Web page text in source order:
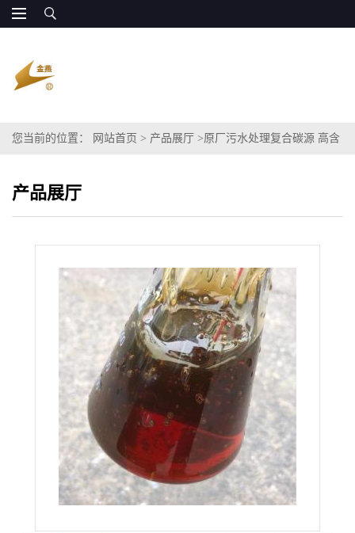
您当前的位置： 网站首页 > 产品展厅 >原厂污水处理复合碳源 高含
产品展厅